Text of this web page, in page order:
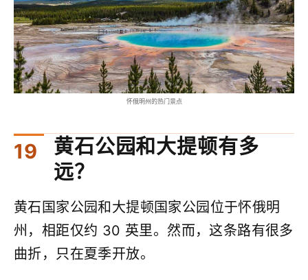
怀俄明州的热门景点
黄石公园和大提顿有多
远？
黄石国家公园和大提顿国家公园位于怀俄明
州，相距仅约 30 英里。然而，这条路有很多
曲折，只在夏季开放。